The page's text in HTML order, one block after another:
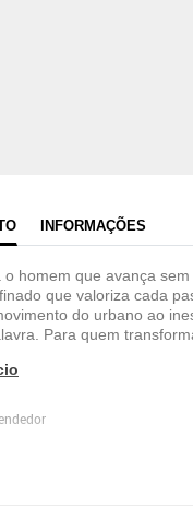
Aramis
VCI
INFORMAÇÕES
homem que avança
que valoriza cada
do urbano ao
Para quem